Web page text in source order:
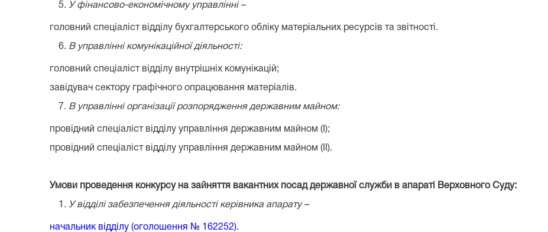
У фінансово-економічному управлінні –
головний спеціаліст відділу бухгалтерського обліку матеріальних ресурсів та звітності.
В управлінні комунікаційної діяльності:
головний спеціаліст відділу внутрішніх комунікацій;
завідувач сектору графічного опрацювання матеріалів.
В управлінні організації розпорядження державним майном:
провідний спеціаліст відділу управління державним майном (І);
провідний спеціаліст відділу управління державним майном (ІІ).
Умови проведення конкурсу на зайняття вакантних посад державної служби в апараті Верховного Суду:
У відділі забезпечення діяльності керівника апарату –
начальник відділу (оголошення № 162252).